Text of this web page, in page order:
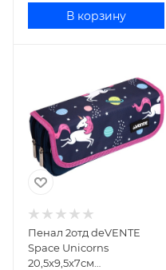
В корзину
Пенал 2отд deVENTE
Space Unicorns
20,5x9,5x7см